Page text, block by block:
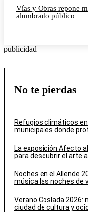
Vías y Obras repone
alumbrado público
publicidad
No te pierdas
Refugios climáticos
municipales donde
La exposición Afecto
para descubrir el arte
Noches en el Allende
música las noches de
Verano Coslada 2026:
ciudad de cultura y